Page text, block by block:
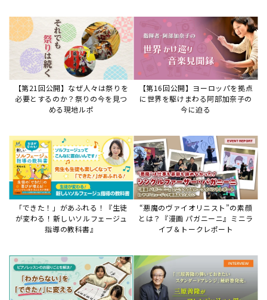
【第21回公開】なぜ人々は祭りを
必要とするのか？祭りの今を見つ
める現地ルポ
【第16回公開】ヨーロッパを拠点
に世界を駆けまわる阿部加奈子の
今に迫る
「できた！」があふれる！『生徒
が変わる！新しいソルフェージュ
指導の教科書』
“悪魔のヴァイオリニスト”の素顔
とは？『漫画 パガニーニ』ミニラ
イブ＆トークレポート